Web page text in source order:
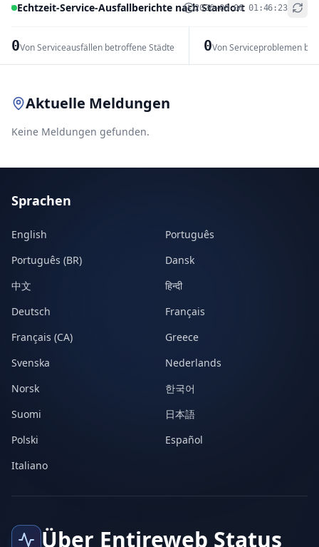
Echtzeit-Service-Ausfallberichte nach Standort
2026-08-06 01:46:23
0Von Serviceausfällen betroffene Städte 0Von Serviceproblemen
+
Aktuelle Meldungen
Keine Meldungen gefunden.
Sprachen
English
Português
Português (BR)
Dansk
中文
हिन्दी
Deutsch
Français
Français (CA)
Greece
Svenska
Nederlands
Norsk
한국어
Suomi
日本語
Polski
Español
Italiano
Über Entireweb Status